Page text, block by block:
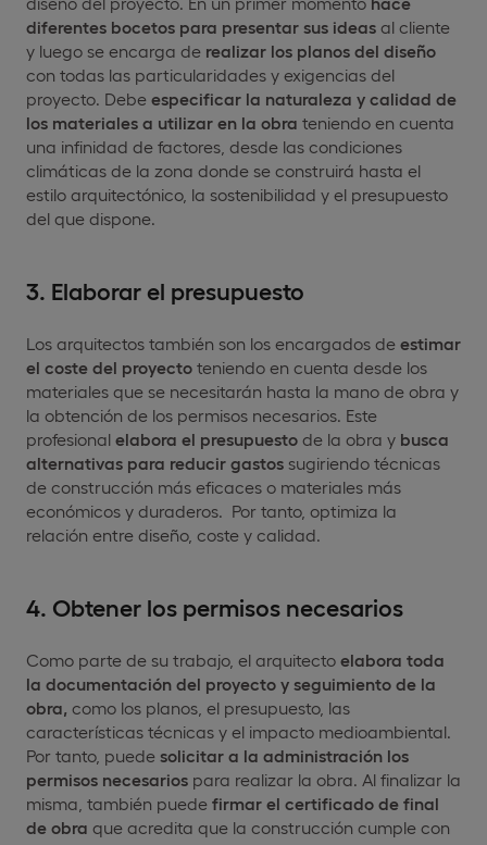
diferentes bocetos para presentar sus ideas al cliente
y luego se encarga de realizar los planos del diseño
con todas las particularidades y exigencias del
proyecto. Debe especificar la naturaleza y calidad de
los materiales a utilizar en la obra teniendo en cuenta
una infinidad de factores, desde las condiciones
climáticas de la zona donde se construirá hasta el
estilo arquitectónico, la sostenibilidad y el presupuesto
del que dispone.
3. Elaborar el presupuesto
Los arquitectos también son los encargados de estimar
el coste del proyecto teniendo en cuenta desde los
materiales que se necesitarán hasta la mano de obra y
la obtención de los permisos necesarios. Este
profesional elabora el presupuesto de la obra y busca
alternativas para reducir gastos sugiriendo técnicas
de construcción más eficaces o materiales más
económicos y duraderos. Por tanto, optimiza la
relación entre diseño, coste y calidad.
4. Obtener los permisos necesarios
Como parte de su trabajo, el arquitecto elabora toda
la documentación del proyecto y seguimiento de la
obra, como los planos, el presupuesto, las
características técnicas y el impacto medioambiental.
Por tanto, puede solicitar a la administración los
permisos necesarios para realizar la obra. Al finalizar la
misma, también puede firmar el certificado de final
de obra que acredita que la construcción cumple con